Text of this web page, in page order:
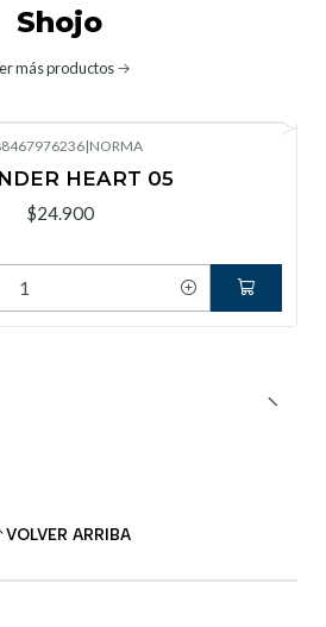
Shojo
más productos
|NORMA
HEART 05
$24.900
VOLVER ARRIBA